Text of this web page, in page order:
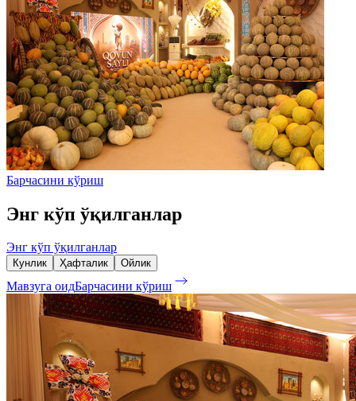
Барчасини кўриш
Энг кўп ўқилганлар
Энг кўп ўқилганлар
Кунлик Ҳафталик Ойлик
Мавзуга оидБарчасини кўриш